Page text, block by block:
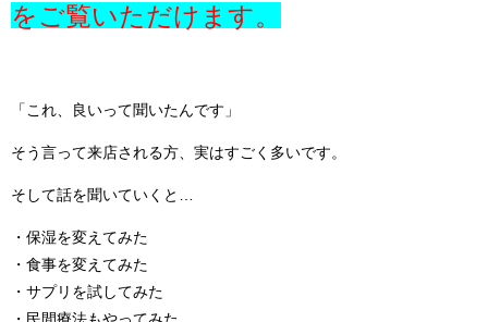
をご覧いただけます。
「これ、良いって聞いたんです」
そう言って来店される方、実はすごく多いです。
そして話を聞いていくと…
・保湿を変えてみた
・食事を変えてみた
・サプリを試してみた
・民間療法もやってみた